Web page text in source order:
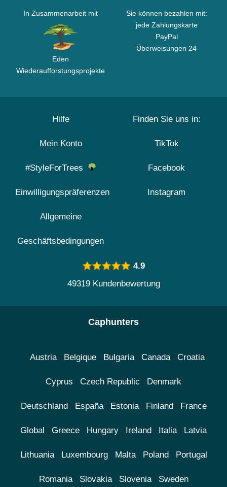
In Zusammenarbeit mit
Eden
Wiederaufforstungsprojekte
Sie können bezahlen mit:
jede Zahlungskarte
PayPal
Überweisungen 24
Hilfe
Mein Konto
#StyleForTrees
Einwilligungspräferenzen
Allgemeine
Geschäftsbedingungen
Finden Sie uns in:
TikTok
Facebook
Instagram
4.9
49319 Kundenbewertung
Caphunters
Austria Belgique Bulgaria Canada Croatia
Cyprus Czech Republic Denmark
Deutschland España Estonia Finland France
Global Greece Hungary Ireland Italia Latvia
Lithuania Luxembourg Malta Poland Portugal
Romania Slovakia Slovenia Sweden